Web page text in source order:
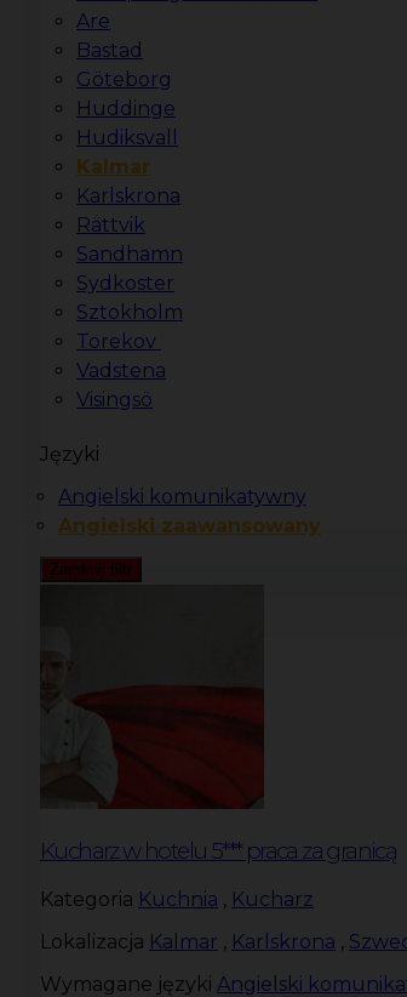
Are
Bastad
Göteborg
Huddinge
Hudiksvall
Kalmar
Karlskrona
Rättvik
Sandhamn
Sydkoster
Sztokholm
Torekov
Vadstena
Visingsö
Języki
Angielski komunikatywny
Angielski zaawansowany
Zamknij filtr
Kucharz w hotelu 5*** praca za granicą
Kategoria Kuchnia , Kucharz
Lokalizacja Kalmar , Karlskrona ,
Wymagane języki Angielski